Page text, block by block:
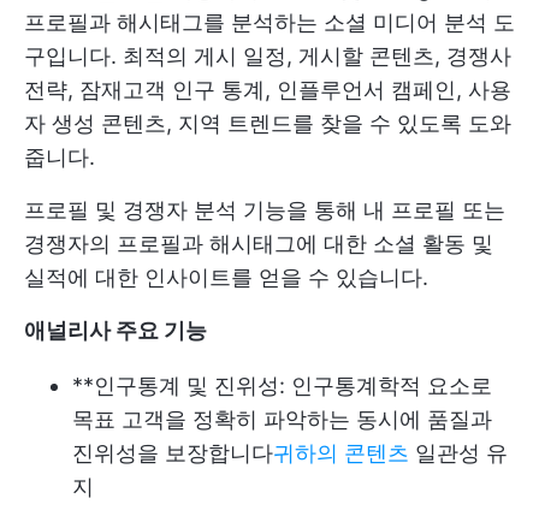
프로필과 해시태그를 분석하는 소셜 미디어 분석 도
구입니다. 최적의 게시 일정, 게시할 콘텐츠, 경쟁사
전략, 잠재고객 인구 통계, 인플루언서 캠페인, 사용
자 생성 콘텐츠, 지역 트렌드를 찾을 수 있도록 도와
줍니다.
프로필 및 경쟁자 분석 기능을 통해 내 프로필 또는
경쟁자의 프로필과 해시태그에 대한 소셜 활동 및
실적에 대한 인사이트를 얻을 수 있습니다.
애널리사 주요 기능
**인구통계 및 진위성: 인구통계학적 요소로
목표 고객을 정확히 파악하는 동시에 품질과
진위성을 보장합니다귀하의 콘텐츠 일관성 유
지